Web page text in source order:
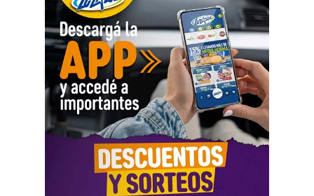
discapacidad se encuentran en una situación de especial
vulnerabilidad y que el Estado debe brindarles una
protección reforzada. En ese sentido, afirmó que las
políticas públicas deben garantizar «el nivel de vida más
alto posible», especialmente en materia de salud,
rehabilitación e integración social.